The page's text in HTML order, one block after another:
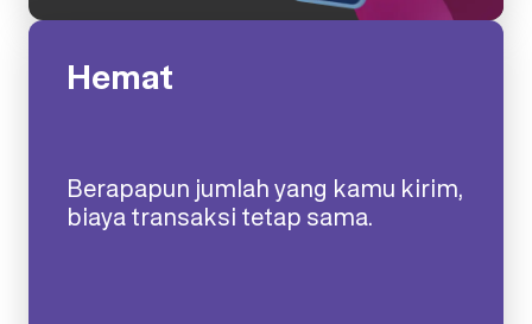
Hemat
Berapapun jumlah yang kamu kirim,
biaya transaksi tetap sama.